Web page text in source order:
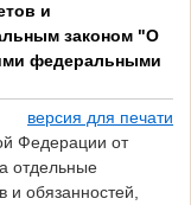
и
законом "О
федеральными
версия для печати
Федерации от
отдельные
и обязанностей,